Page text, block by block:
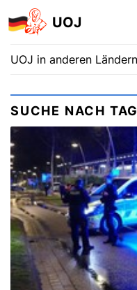
UOJ
UOJ in anderen
SUCHE NACH